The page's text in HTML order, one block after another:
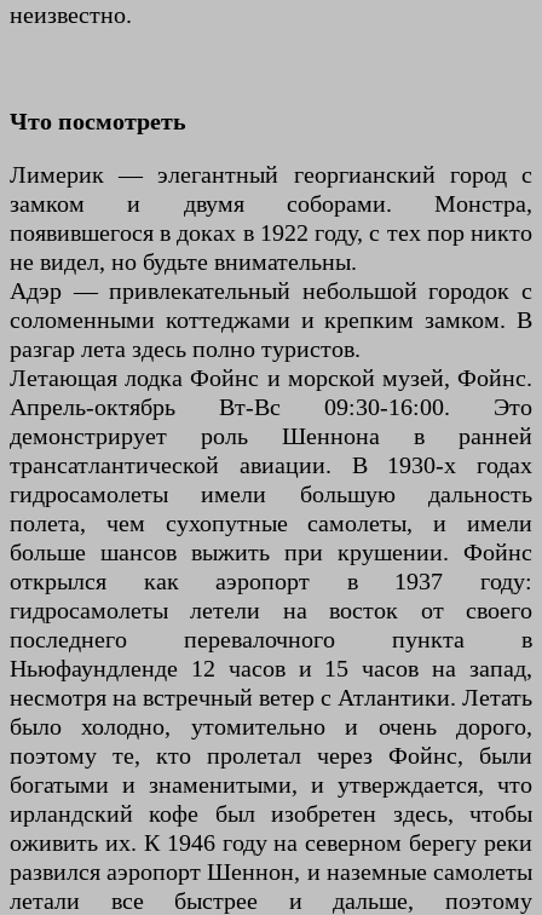
неизвестно.
Что посмотреть
Лимерик — элегантный георгианский город с
замком и двумя соборами. Монстра,
появившегося в доках в 1922 году, с тех пор никто
не видел, но будьте внимательны.
Адэр — привлекательный небольшой городок с
соломенными коттеджами и крепким замком. В
разгар лета здесь полно туристов.
Летающая лодка Фойнс и морской музей, Фойнс.
Апрель-октябрь Вт-Вс 09:30-16:00. Это
демонстрирует роль Шеннона в ранней
трансатлантической авиации. В 1930-х годах
гидросамолеты имели большую дальность
полета, чем сухопутные самолеты, и имели
больше шансов выжить при крушении. Фойнс
открылся как аэропорт в 1937 году:
гидросамолеты летели на восток от своего
последнего перевалочного пункта в
Ньюфаундленде 12 часов и 15 часов на запад,
несмотря на встречный ветер с Атлантики. Летать
было холодно, утомительно и очень дорого,
поэтому те, кто пролетал через Фойнс, были
богатыми и знаменитыми, и утверждается, что
ирландский кофе был изобретен здесь, чтобы
оживить их. К 1946 году на северном берегу реки
развился аэропорт Шеннон, и наземные самолеты
летали все быстрее и дальше, поэтому